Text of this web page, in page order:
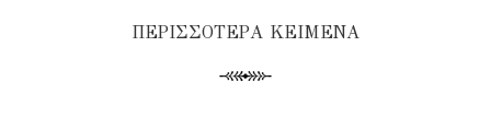
ΠΕΡΙΣΣΟΤΕΡΑ ΚΕΙΜΕΝΑ